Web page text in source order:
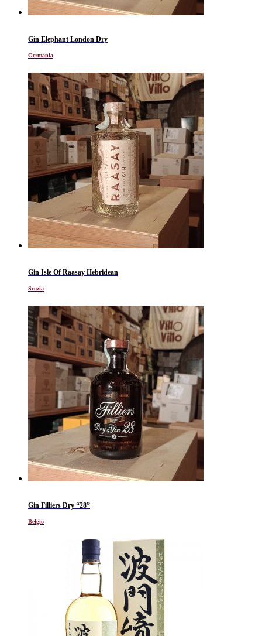
Gin Elephant London Dry
Germania
Gin Isle Of Raasay Hebridean
Scozia
Gin Filliers Dry “28”
Belgio